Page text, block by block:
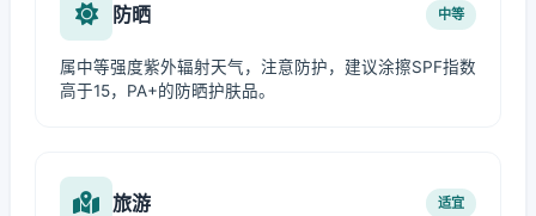
防晒 中等
属中等强度紫外辐射天气，注意防护，建议涂擦SPF指数
高于15，PA+的防晒护肤品。
旅游 适宜